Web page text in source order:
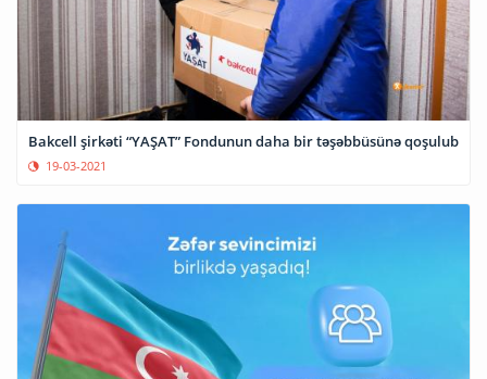
Bakcell şirkəti “YAŞAT” Fondunun daha bir təşəbbüsünə qoşulub
19-03-2021